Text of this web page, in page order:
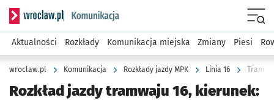
Serwis informacyjny wroclaw.pl podserwis: Komunikacja
Aktualności Rozkłady Komunikacja miejska Zmiany Piesi
wroclaw.pl Komunikacja Rozkłady jazdy MPK Linia 16
Rozkład jazdy tramwaju 16, kierunek: